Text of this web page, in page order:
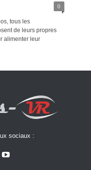
0
tous les
de leurs propres
alimenter leur
sociaux :